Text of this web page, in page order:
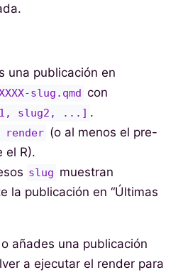
una publicación en
slug.qmd con
slug2, ...] .
render (o al menos el pre-
el R).
slug muestran
la publicación en “Últimas
o añades una publicación
a ejecutar el render para